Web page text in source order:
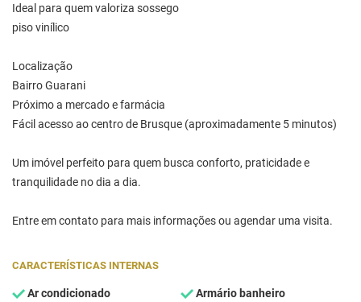
Ideal para quem valoriza sossego
piso vinílico
Localização
Bairro Guarani
Próximo a mercado e farmácia
Fácil acesso ao centro de Brusque (aproximadamente 5 minutos)
Um imóvel perfeito para quem busca conforto, praticidade e
tranquilidade no dia a dia.
Entre em contato para mais informações ou agendar uma visita.
CARACTERÍSTICAS INTERNAS
Ar condicionado Armário banheiro